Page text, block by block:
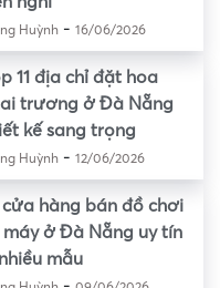
Huỳnh- 16/06/2026
11 địa chỉ đặt hoa
trương ở Đà Nẵng
kế sang trọng
Huỳnh- 12/06/2026
cửa hàng bán đồ chơi
máy ở Đà Nẵng uy tín
mẫu